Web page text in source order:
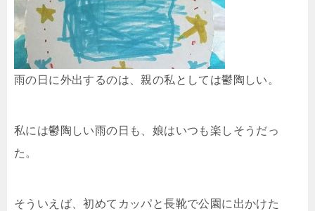
雨の日に外出するのは、親の私としては鬱陶しい。
私には鬱陶しい雨の日も、娘はいつも楽しそうだっ
た。
そういえば、初めてカッパと長靴で公園に出かけた